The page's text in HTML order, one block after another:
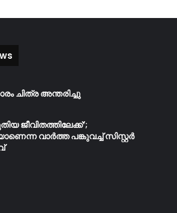
ചിത്ര അന്തരിച്ചു
ജീവിതത്തിലേക്ക്’;
വാർത്ത പങ്കുവച്ച് സിസ്റ്റർ